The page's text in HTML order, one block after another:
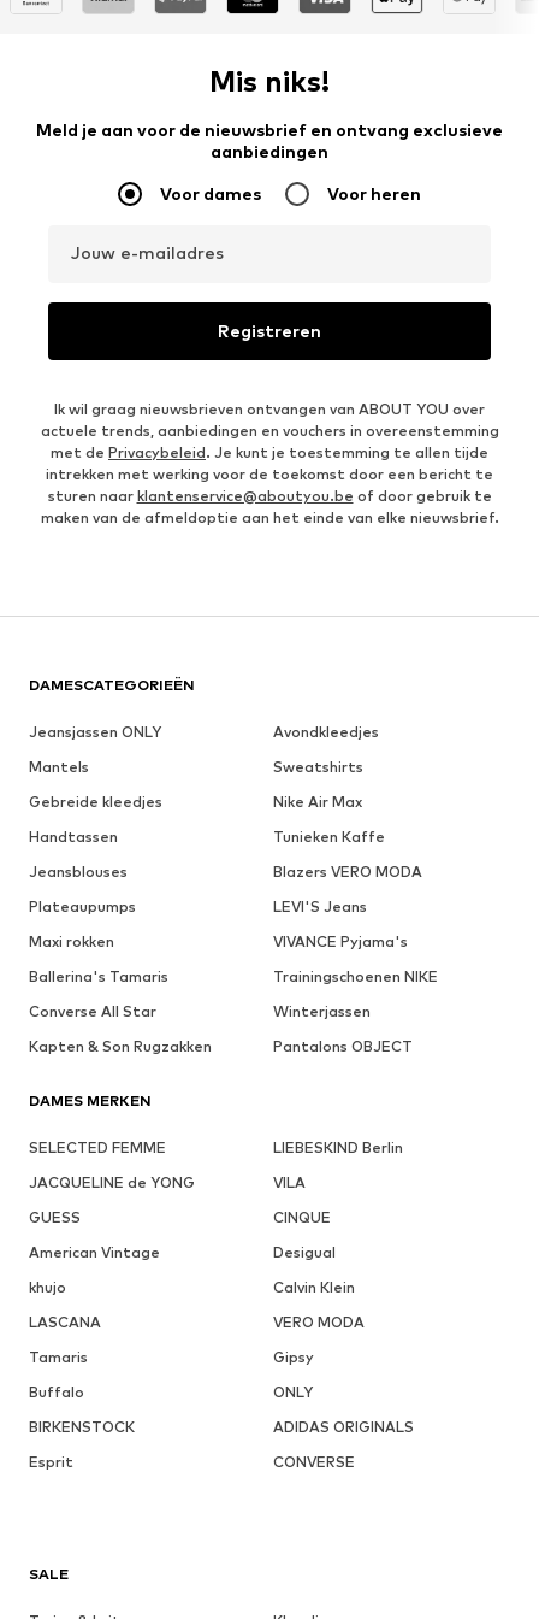
Mis niks!
Meld je aan voor de nieuwsbrief en ontvang exclusieve
aanbiedingen
Voor dames Voor heren
Jouw e-mailadres
Registreren
Ik wil graag nieuwsbrieven ontvangen van ABOUT YOU over
actuele trends, aanbiedingen en vouchers in overeenstemming
met de Privacybeleid. Je kunt je toestemming te allen tijde
intrekken met werking voor de toekomst door een bericht te
sturen naar klantenservice@aboutyou.be of door gebruik te
maken van de afmeldoptie aan het einde van elke nieuwsbrief.
DAMESCATEGORIEËN
Jeansjassen ONLY
Avondkleedjes
Mantels
Sweatshirts
Gebreide kleedjes
Nike Air Max
Handtassen
Tunieken Kaffe
Jeansblouses
Blazers VERO MODA
Plateaupumps
LEVI'S Jeans
Maxi rokken
VIVANCE Pyjama's
Ballerina's Tamaris
Trainingschoenen NIKE
Converse All Star
Winterjassen
Kapten & Son Rugzakken
Pantalons OBJECT
DAMES MERKEN
SELECTED FEMME
LIEBESKIND Berlin
JACQUELINE de YONG
VILA
GUESS
CINQUE
American Vintage
Desigual
khujo
Calvin Klein
LASCANA
VERO MODA
Tamaris
Gipsy
Buffalo
ONLY
BIRKENSTOCK
ADIDAS ORIGINALS
Esprit
CONVERSE
SALE